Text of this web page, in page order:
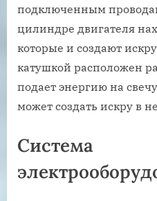
подключенным
цилиндре двигателя
которые и создают
катушкой расположен
подает энергию на
может создать искру в
Система